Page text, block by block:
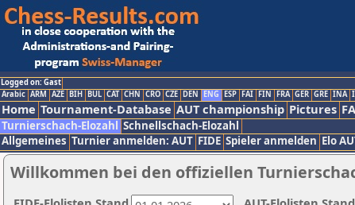
Logged on: Gast
Arabic ARM AZE BIH BUL CAT CHN CRO CZE DEN ENG ESP FAI FIN FRA GER GRE INA
Home Tournament-Database AUT championship Pictures
Turnierschach-Elozahl Schnellschach-Elozahl
Allgemeines Turnier anmelden: AUT FIDE Spieler anmelden Elo
Willkommen bei den offiziellen